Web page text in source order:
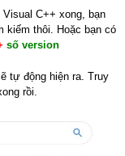
C++ xong, bạn
kiếm thôi. Hoặc bạn có
số version
tự động hiện ra. Truy
rồi.